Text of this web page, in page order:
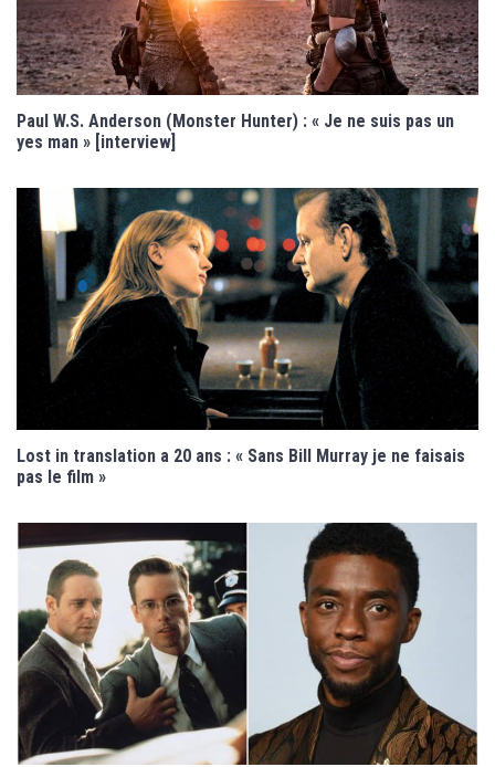
Paul W.S. Anderson (Monster Hunter) : « Je ne suis pas un
yes man » [interview]
Lost in translation a 20 ans : « Sans Bill Murray je ne faisais
pas le film »